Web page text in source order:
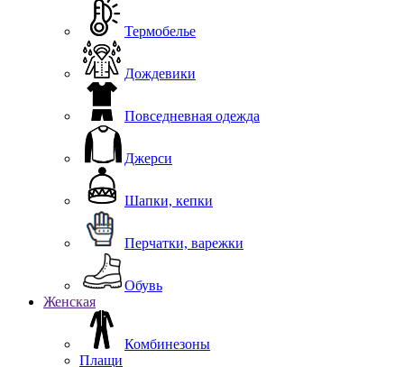
Термобелье
Дождевики
Повседневная одежда
Джерси
Шапки, кепки
Перчатки, варежки
Обувь
Женская
Комбинезоны
Плащи